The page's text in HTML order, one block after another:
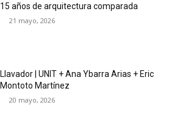
15 años de arquitectura comparada
21 mayo, 2026
Llavador | UNIT + Ana Ybarra Arias + Eric
Montoto Martínez
20 mayo, 2026